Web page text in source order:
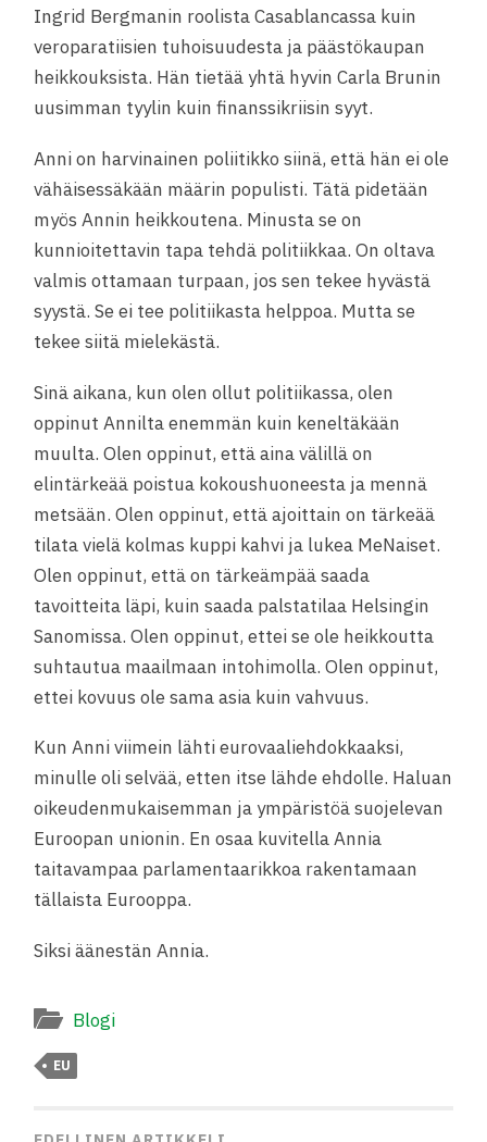
Ingrid Bergmanin roolista Casablancassa kuin
veroparatiisien tuhoisuudesta ja päästökaupan
heikkouksista. Hän tietää yhtä hyvin Carla Brunin
uusimman tyylin kuin finanssikriisin syyt.
Anni on harvinainen poliitikko siinä, että hän ei ole
vähäisessäkään määrin populisti. Tätä pidetään
myös Annin heikkoutena. Minusta se on
kunnioitettavin tapa tehdä politiikkaa. On oltava
valmis ottamaan turpaan, jos sen tekee hyvästä
syystä. Se ei tee politiikasta helppoa. Mutta se
tekee siitä mielekästä.
Sinä aikana, kun olen ollut politiikassa, olen
oppinut Annilta enemmän kuin keneltäkään
muulta. Olen oppinut, että aina välillä on
elintärkeää poistua kokoushuoneesta ja mennä
metsään. Olen oppinut, että ajoittain on tärkeää
tilata vielä kolmas kuppi kahvi ja lukea MeNaiset.
Olen oppinut, että on tärkeämpää saada
tavoitteita läpi, kuin saada palstatilaa Helsingin
Sanomissa. Olen oppinut, ettei se ole heikkoutta
suhtautua maailmaan intohimolla. Olen oppinut,
ettei kovuus ole sama asia kuin vahvuus.
Kun Anni viimein lähti eurovaaliehdokkaaksi,
minulle oli selvää, etten itse lähde ehdolle. Haluan
oikeudenmukaisemman ja ympäristöä suojelevan
Euroopan unionin. En osaa kuvitella Annia
taitavampaa parlamentaarikkoa rakentamaan
tällaista Eurooppa.
Siksi äänestän Annia.
Blogi
EU